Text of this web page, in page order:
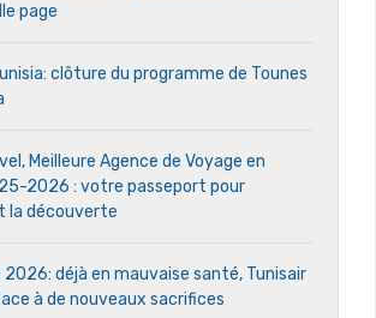
page
clôture du programme de Tounes
Meilleure Agence de Voyage en
2026 : votre passeport pour
la découverte
déjà en mauvaise santé, Tunisair
à de nouveaux sacrifices